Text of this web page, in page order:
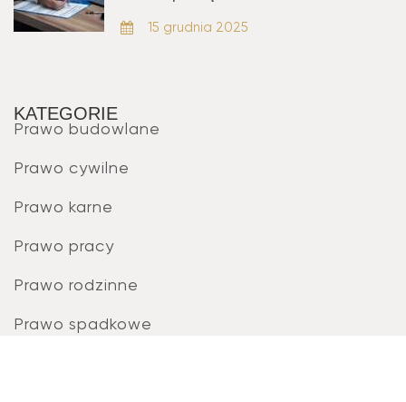
15 grudnia 2025
KATEGORIE
Prawo budowlane
Prawo cywilne
Prawo karne
Prawo pracy
Prawo rodzinne
Prawo spadkowe